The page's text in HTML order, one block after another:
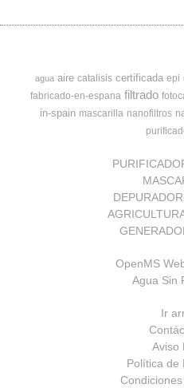
agua aire catalisis certificada epi
fabricado-en-espana filtrado
in-spain mascarilla nanofiltros
OpenMS
Agua Sin
Ir
Aviso
Política de